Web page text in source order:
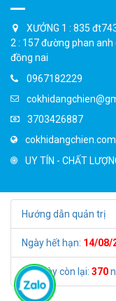
âm tường bằng nhôm
treo quần áo bằng nhôm
đóng tủ quần áo nhôm
XƯỞNG 1 : 835
2 : 157 đường phan anh
đồng nai
0967182229
3703426887
cokhidangchien.com
UY TÍN - CHẤT
Hướng dẫn quản trị
Ngày hết hạn: 14/08/
Số ngày còn lại: 370